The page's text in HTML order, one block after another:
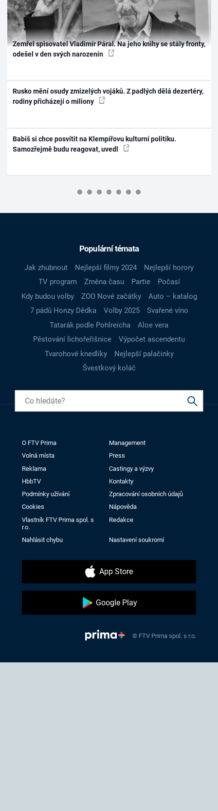
Zemřel spisovatel Vladimír Páral. Na jeho knihy se stály fronty,
odešel v den svých narozenin
Rusko mění osudy zmizelých vojáků. Z padlých dělá dezertéry,
rodiny přicházejí o miliony
Babiš si chce posvítit na Klempířovu kulturní politiku.
Samozřejmě budu reagovat, uvedl
Populární témata
Jak zhubnout Nejlepší filmy 2024
Nejlepší horory
TV program
Změna času Partie
Počasí
Kdy budou volby
ZOO Nové začátky
Auto – katalog
7 pádů Honzy Dědka
Volby 2025
Svařené víno
Tatarák podle Pohlreicha
Aloe vera
Pěstování lichořeřišnice
Výpočet ascendentu
Tvarohové knedlíky
Nejlepší palačinky
Švestkový koláč
O FTV Prima
Management
Volná místa
Press
Reklama
Castingy a výzvy
HbbTV
Kontakty
Podmínky užívání
Zpracování osobních údajů
Cookies
Nápověda
Vlastník FTV Prima spol. s
r.o.
Redakce
Nahlásit chybu Nastavení soukromí
App Store
Google Play
© FTV Prima spol. s r.o.